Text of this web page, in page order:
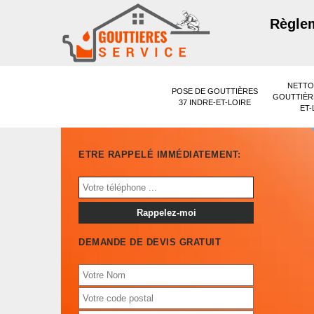
POSE DE GOUTTIÈRES
37 INDRE-ET-LOIRE
ET-
ETRE RAPPELÉ IMMÉDIATEMENT:
DEMANDE DE DEVIS GRATUIT